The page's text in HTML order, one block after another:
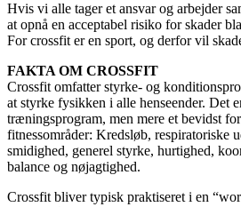
Hvis vi alle tager et ansvar og arbejder
at opnå en acceptabel risiko for skader
For crossfit er en sport, og derfor vil
FAKTA OM CROSSFIT
Crossfit omfatter styrke- og
at styrke fysikken i alle henseender. Det
træningsprogram, men mere et bevidst
fitnessområder: Kredsløb, respiratoriske
smidighed, generel styrke, hurtighed,
balance og nøjagtighed.
Crossfit bliver typisk praktiseret i en